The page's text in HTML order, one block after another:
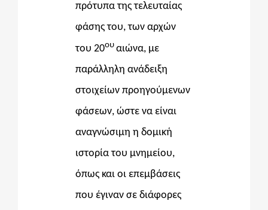
πρότυπα της τελευταίας
φάσης του, των αρχών
του 20ου αιώνα, με
παράλληλη ανάδειξη
στοιχείων προηγούμενων
φάσεων, ώστε να είναι
αναγνώσιμη η δομική
ιστορία του μνημείου,
όπως και οι επεμβάσεις
που έγιναν σε διάφορες